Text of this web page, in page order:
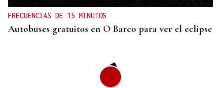
FRECUENCIAS DE 15 MINUTOS
Autobuses gratuitos en O Barco para ver el eclipse